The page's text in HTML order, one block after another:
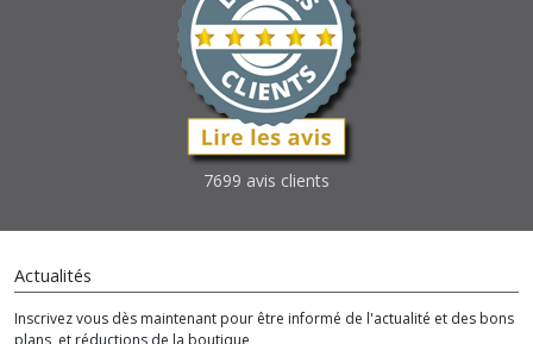
7699 avis clients
Actualités
Inscrivez vous dès maintenant pour être informé de l'actualité et des bons